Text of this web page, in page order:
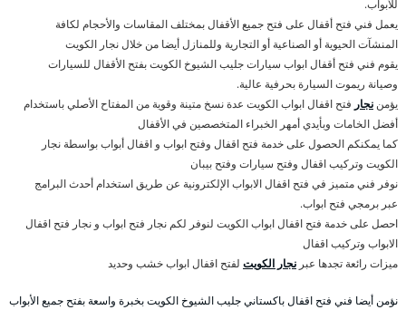
للأبواب.
يعمل فني فتح أقفال على فتح جميع الأقفال بمختلف المقاسات والأحجام لكافة
المنشآت الحيوية أو الصناعية أو التجارية وللمنازل أيضا من خلال نجار الكويت
يقوم فني فتح أقفال ابواب سيارات جليب الشيوخ الكويت بفتح الأقفال للسيارات
وصيانة ريموت السيارة بحرفية عالية.
يؤمن نجار فتح اقفال ابواب الكويت عدة نسخ متينة وقوية من المفتاح الأصلي باستخدام
أفضل الخامات وبأيدي أمهر الخبراء المتخصصين في الأقفال
كما يمكنكم الحصول على خدمة فتح اقفال وفتح ابواب و اقفال أبواب بواسطة نجار
الكويت وتركيب اقفال وفتح سيارات وفتح بيبان
نوفر فني متميز في فتح اقفال الابواب الإلكترونية عن طريق استخدام أحدث البرامج
عبر برمجي فتح ابواب.
احصل على خدمة فتح اقفال ابواب الكويت لنوفر لكم نجار فتح ابواب و نجار فتح اقفال
الابواب وتركيب اقفال
ميزات رائعة تجدها عبر نجار الكويت لفتح اقفال ابواب خشب وحديد
نؤمن أيضا فني فتح اقفال باكستاني جليب الشيوخ الكويت بخبرة واسعة بفتح جميع الأبواب